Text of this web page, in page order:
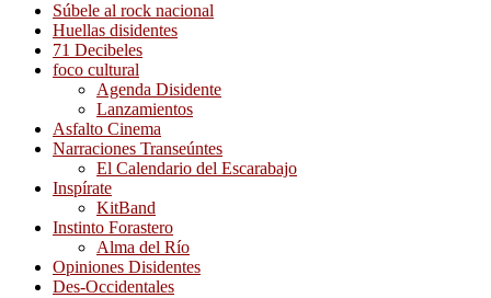
Súbele al rock nacional
Huellas disidentes
71 Decibeles
foco cultural
Agenda Disidente
Lanzamientos
Asfalto Cinema
Narraciones Transeúntes
El Calendario del Escarabajo
Inspírate
KitBand
Instinto Forastero
Alma del Río
Opiniones Disidentes
Des-Occidentales